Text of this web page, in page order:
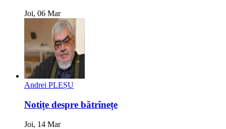
Joi, 06 Mar
Andrei PLEȘU
Notițe despre bătrînețe
Joi, 14 Mar